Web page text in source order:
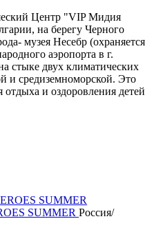
Центр "VIP Мидия
на берегу Черного
музея Несебр (охраняется
аэропорта в г.
стыке двух климатических
и средиземноморской. Это
отдыха и оздоровления детей
SUMMER Россия/